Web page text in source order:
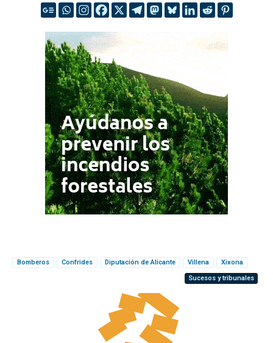
Bomberos Confrides Diputación de Alicante Villena
Xixona
Sucesos y tribunales